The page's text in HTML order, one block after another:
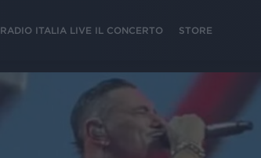
RADIO ITALIA LIVE IL CONCERTO STORE